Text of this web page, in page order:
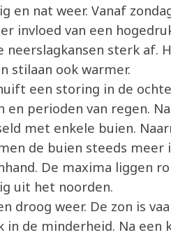
en nat weer. Vanaf
invloed van een
neerslagkansen sterk af.
stilaan ook warmer.
een storing in de
en perioden van regen.
met enkele buien.
de buien steeds meer
De maxima liggen
uit het noorden.
droog weer. De zon is
in de minderheid. Na een